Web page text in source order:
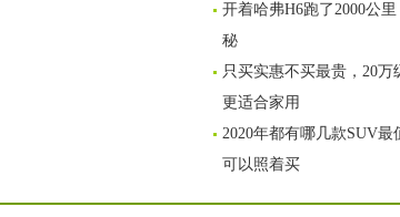
部分奥秘
开着哈弗H6跑了2000公
秘
只买实惠不买最贵，20
更适合家用
2020年都有哪几款SUV最
可以照着买